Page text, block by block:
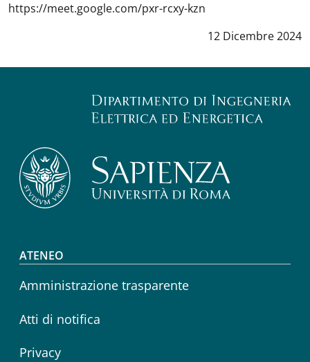
https://meet.google.com/pxr-rcxy-kzn
Data notizia :
12 Dicembre 2024
Footer menu
ATENEO
Amministrazione trasparente
Atti di notifica
Privacy